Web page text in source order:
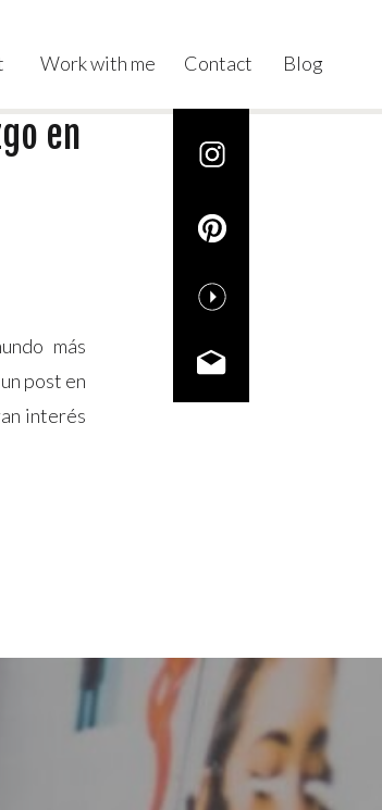
Blog
Contact
Work with me
más
post en
interés
De cara
en